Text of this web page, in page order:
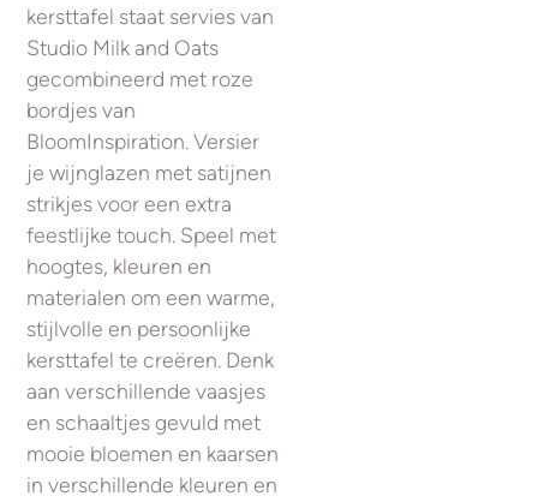
kersttafel staat servies van
Studio Milk and Oats
gecombineerd met roze
bordjes van
BloomInspiration. Versier
je wijnglazen met satijnen
strikjes voor een extra
feestlijke touch. Speel met
hoogtes, kleuren en
materialen om een warme,
stijlvolle en persoonlijke
kersttafel te creëren. Denk
aan verschillende vaasjes
en schaaltjes gevuld met
mooie bloemen en kaarsen
in verschillende kleuren en